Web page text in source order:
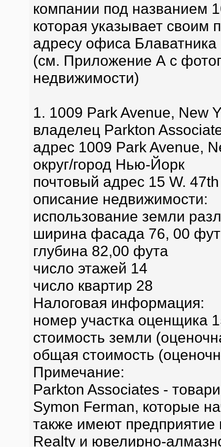
компании под названием
которая указывает своим
адресу офиса
(см. Приложение А с
недвижимости)
1. 1009 Park Avenue, New
владелец Parkton
адрес 1009 Park Avenue,
округ/город Нью-Йорк
почтовый адрес 15 W.
описание недвижимости:
использование земли
ширина фасада 76, 00
глубина 82,00 фута
число этажей 14
число квартир 28
Налоговая информация:
номер участка оценщика
стоимость земли
общая стоимость
Примечание:
Parkton Associates -
Symon Ferman, которые
также имеют
Realty и ювелирно-